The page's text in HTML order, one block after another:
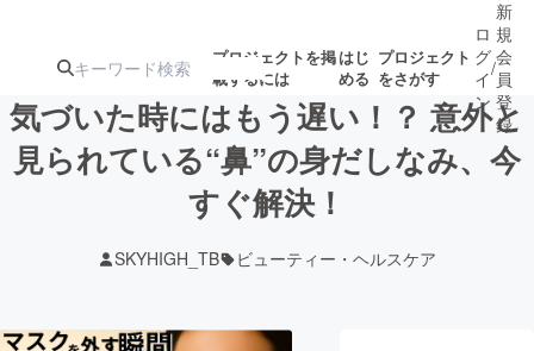
プロジェクトを掲
載するには
はじ
める
プロジェクト
をさがす
注目の新着プロ
ジェクト
募集終了が近いプ
ロ
グ
イ
ン
/
新
規
会
員
登
録
気づいた時にはもう遅い！？ 意外と
見られている“鼻”の身だしなみ、今
すぐ解決！
SKYHIGH_TB ビューティー・ヘルスケア